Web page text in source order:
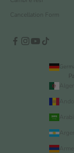
Cancellation Form